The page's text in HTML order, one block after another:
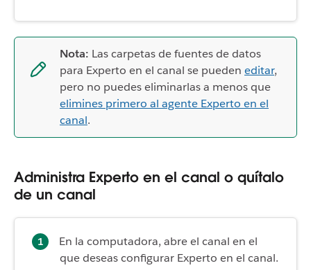
Nota: Las carpetas de fuentes de datos
para Experto en el canal se pueden editar,
pero no puedes eliminarlas a menos que
elimines primero al agente Experto en el
canal.
Administra Experto en el canal o quítalo
de un canal
En la computadora, abre el canal en el
que deseas configurar Experto en el canal.